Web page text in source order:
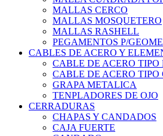
MALLAS CERCO
MALLAS MOSQUETERO
MALLAS RASHELL
PEGAMENTOS P/
CABLES DE ACERO Y
CABLE DE ACERO TIPO
CABLE DE ACERO TIPO
GRAPA METALICA
TENPLADORES DE OJO
CERRADURAS
CHAPAS Y CANDADOS
CAJA FUERTE